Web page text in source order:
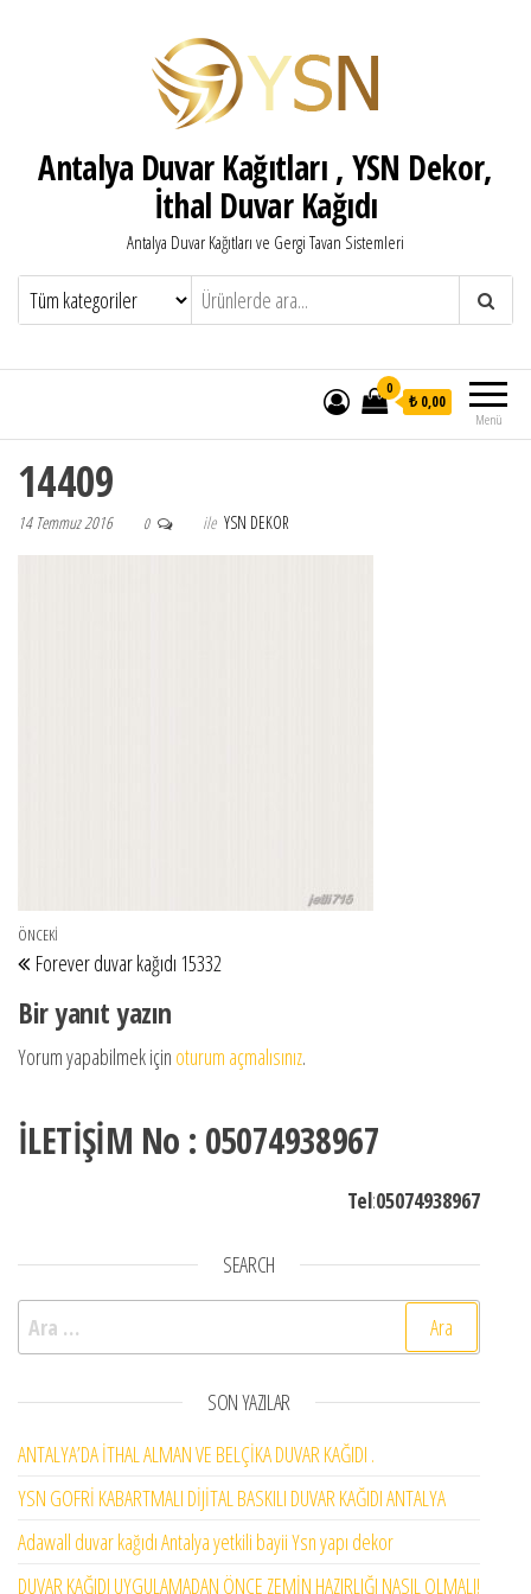
Antalya Duvar Kağıtları , YSN Dekor,
İthal Duvar Kağıdı
Antalya Duvar Kağıtları ve Gergi Tavan Sistemleri
Menü
0
₺ 0,00
14409
14 Temmuz 2016 0 ile YSN DEKOR
Yazı gezinmesi
Önceki Yazı
ÖNCEKI
Forever duvar kağıdı 15332
Bir yanıt yazın
Yorum yapabilmek için oturum açmalısınız.
İLETİŞİM No : 05074938967
Tel:05074938967
SEARCH
Arama:
SON YAZILAR
ANTALYA’DA İTHAL ALMAN VE BELÇİKA DUVAR KAĞIDI .
YSN GOFRİ KABARTMALI DİJİTAL BASKILI DUVAR KAĞIDI ANTALYA
Adawall duvar kağıdı Antalya yetkili bayii Ysn yapı dekor
DUVAR KAĞIDI UYGULAMADAN ÖNCE ZEMİN HAZIRLIĞI NASIL OLMALI!